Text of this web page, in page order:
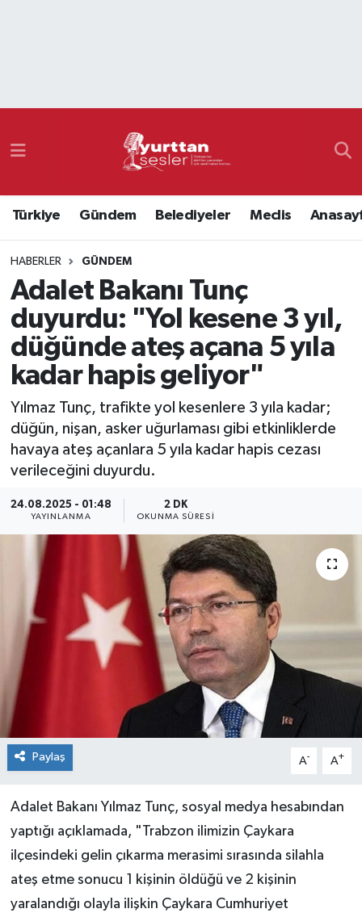
Türkiye Gündem Belediyeler Meclis
HABERLER GÜNDEM
Adalet Bakanı Tunç
duyurdu: "Yol kesene 3 yıl,
düğünde ateş açana 5 yıla
kadar hapis geliyor"
Yılmaz Tunç, trafikte yol kesenlere 3 yıla kadar;
düğün, nişan, asker uğurlaması gibi etkinliklerde
havaya ateş açanlara 5 yıla kadar hapis cezası
verileceğini duyurdu.
24.08.2025 - 01:48
YAYINLANMA
2 DK
OKUNMA SÜRESI
Paylaş A- A+
Adalet Bakanı Yılmaz Tunç, sosyal medya hesabından
yaptığı açıklamada, "Trabzon ilimizin Çaykara
ilçesindeki gelin çıkarma merasimi sırasında silahla
ateş etme sonucu 1 kişinin öldüğü ve 2 kişinin
yaralandığı olayla ilişkin Çaykara Cumhuriyet
Namaz Vakitleri
Süper Lig Puan Durumu ve Fikstür
Tüm Manşetler
Son Dakika Haberleri
Haber Arşivi